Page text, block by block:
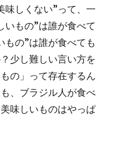
味しくない”って、一
いもの”は誰が食べて
もの”は誰が食べても
少し難しい言い方を
の」って存在するん
、ブラジル人が食べ
味しいものはやっぱ